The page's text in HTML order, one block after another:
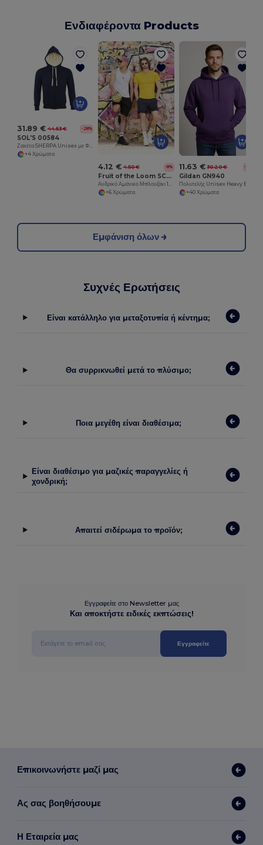
Ενδιαφέροντα Products
31.89 € 44.53 € -28%
SOL'S 00584
+4 Χρώματα
4.12 € 4.50 € -8%
Fruit of the Loom SC235
+6 Χρώματα
11.63 € 30.20 € -61%
Gildan GN940
+40 Χρώματα
Εμφάνιση όλων
Συχνές Ερωτήσεις
Είναι κατάλληλο για μεταξοτυπία ή κέντημα;
Θα συρρικνωθεί μετά το πλύσιμο;
Ποια μεγέθη είναι διαθέσιμα;
Είναι διαθέσιμο για μαζικές παραγγελίες ή
χονδρική;
Απαιτεί σιδέρωμα το προϊόν;
Εγγραφείτε στο Newsletter μας
Και αποκτήστε ειδικές εκπτώσεις!
Εγγραφείτε
Επικοινωνήστε μαζί μας
Ας σας βοηθήσουμε
Η Εταιρεία μας